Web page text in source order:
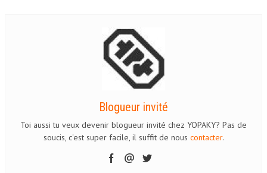
Blogueur invité
Toi aussi tu veux devenir blogueur invité chez YOPAKY? Pas de
soucis, c'est super facile, il suffit de nous contacter.